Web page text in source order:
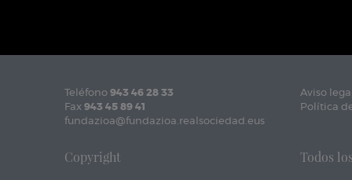
Teléfono 943 46 28 33
Fax 943 45 89 41
fundazioa@fundazioa.realsociedad.eus
Aviso
Política
Copyright Todos